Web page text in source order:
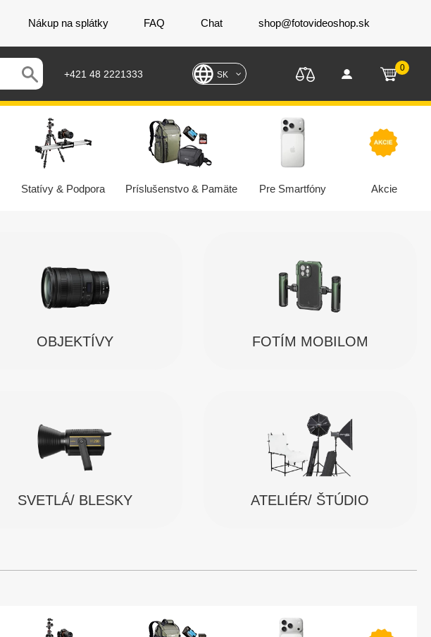
Nákup na splátky FAQ Chat shop@fotovideoshop.sk
+421 48 2221333 SK
0
Statívy & Podpora Príslušenstvo & Pamäte Pre Smartfóny Akcie
OBJEKTÍVY FOTÍM MOBILOM
SVETLÁ/ BLESKY ATELIÉR/ ŠTÚDIO